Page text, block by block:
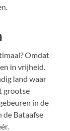
Omdat
in vrijheid.
land waar
grootse
in de
de Bataafse